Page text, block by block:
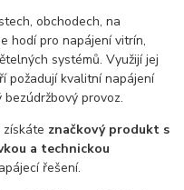
obchodech, na
hodí pro napájení vitrín,
systémů. Využijí jej
požadují kvalitní napájení
provoz.
značkový produkt s
a technickou
řešení.